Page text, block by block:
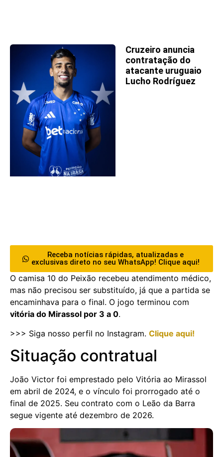
Cruzeiro anuncia
contratação do
atacante uruguaio
Lucho Rodríguez
Receba notícias rápidas, atualizadas e
exclusivas direto no seu WhatsApp! Clique aqui!
O camisa 10 do Peixão recebeu atendimento médico,
mas não precisou ser substituído, já que a partida se
encaminhava para o final. O jogo terminou com
vitória do Mirassol por 3 a 0.
>>> Siga nosso perfil no Instagram. Clique aqui!
Situação contratual
João Victor foi emprestado pelo Vitória ao Mirassol
em abril de 2024, e o vínculo foi prorrogado até o
final de 2025. Seu contrato com o Leão da Barra
segue vigente até dezembro de 2026.